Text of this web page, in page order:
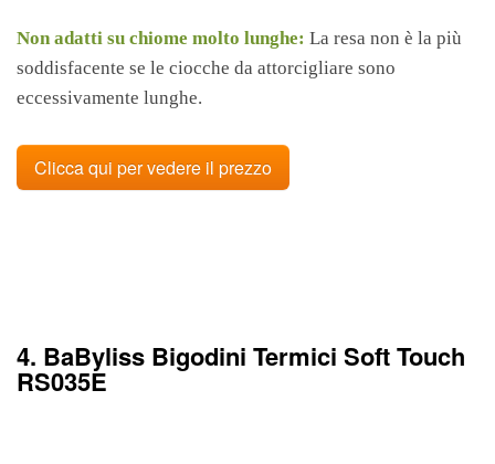
Non adatti su chiome molto lunghe: La resa non è la più
soddisfacente se le ciocche da attorcigliare sono
eccessivamente lunghe.
Clicca qui per vedere il prezzo
4. BaByliss Bigodini Termici Soft Touch
RS035E